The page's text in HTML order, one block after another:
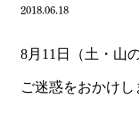
2018.06.18
8月11日（土・山
ご迷惑をおかけし